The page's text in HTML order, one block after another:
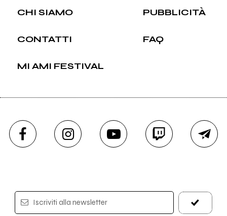
CHI SIAMO PUBBLICITÀ
CONTATTI FAQ
MI AMI FESTIVAL
Iscriviti alla newsletter